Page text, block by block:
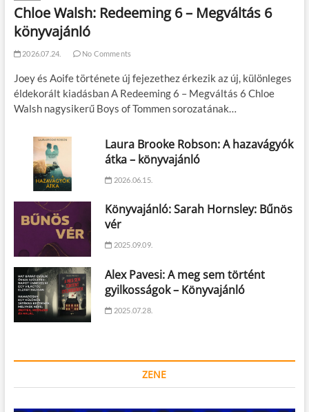
Chloe Walsh: Redeeming 6 – Megváltás 6
könyvajánló
2026.07.24. No Comments
Joey és Aoife története új fejezethez érkezik az új, különleges
éldekorált kiadásban A Redeeming 6 – Megváltás 6 Chloe
Walsh nagysikerű Boys of Tommen sorozatának…
Laura Brooke Robson: A hazavágyók
átka – könyvajánló
2026.06.15.
Könyvajánló: Sarah Hornsley: Bűnös
vér
2025.09.09.
Alex Pavesi: A meg sem történt
gyilkosságok – Könyvajánló
2025.07.28.
ZENE